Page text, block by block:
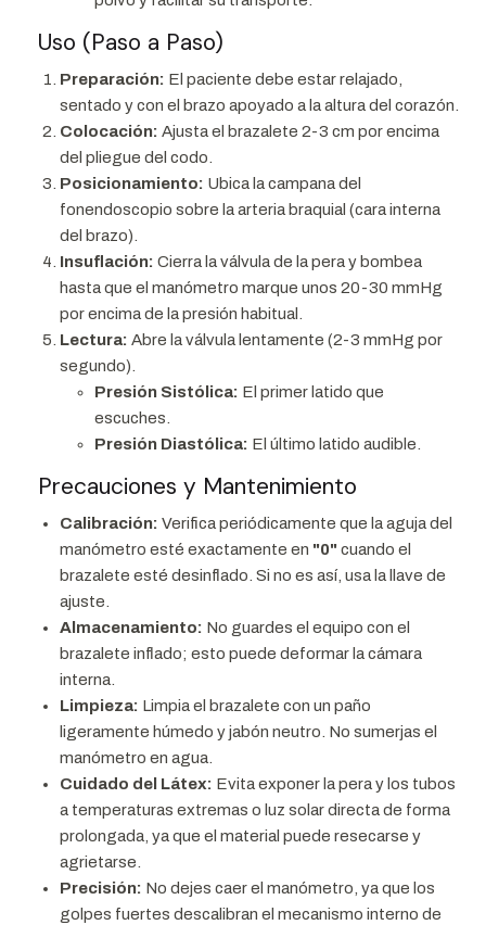
Uso (Paso a Paso)
Preparación: El paciente debe estar relajado,
sentado y con el brazo apoyado a la altura del corazón.
Colocación: Ajusta el brazalete 2-3 cm por encima
del pliegue del codo.
Posicionamiento: Ubica la campana del
fonendoscopio sobre la arteria braquial (cara interna
del brazo).
Insuflación: Cierra la válvula de la pera y bombea
hasta que el manómetro marque unos 20-30 mmHg
por encima de la presión habitual.
Lectura: Abre la válvula lentamente (2-3 mmHg por
segundo).
Presión Sistólica: El primer latido que
escuches.
Presión Diastólica: El último latido audible.
Precauciones y Mantenimiento
Calibración: Verifica periódicamente que la aguja del
manómetro esté exactamente en "0"cuando el
brazalete esté desinflado. Si no es así, usa la llave de
ajuste.
Almacenamiento: No guardes el equipo con el
brazalete inflado; esto puede deformar la cámara
interna.
Limpieza: Limpia el brazalete con un paño
ligeramente húmedo y jabón neutro. No sumerjas el
manómetro en agua.
Cuidado del Látex: Evita exponer la pera y los tubos
a temperaturas extremas o luz solar directa de forma
prolongada, ya que el material puede resecarse y
agrietarse.
Precisión: No dejes caer el manómetro, ya que los
golpes fuertes descalibran el mecanismo interno de